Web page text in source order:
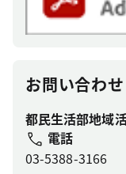
お問い合わせ
都民生活部地域
電話
03-5388-3166